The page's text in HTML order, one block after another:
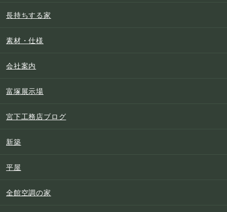
長持ちする家
素材・仕様
会社案内
富塚展示場
宮下工務店ブログ
新築
平屋
全館空調の家